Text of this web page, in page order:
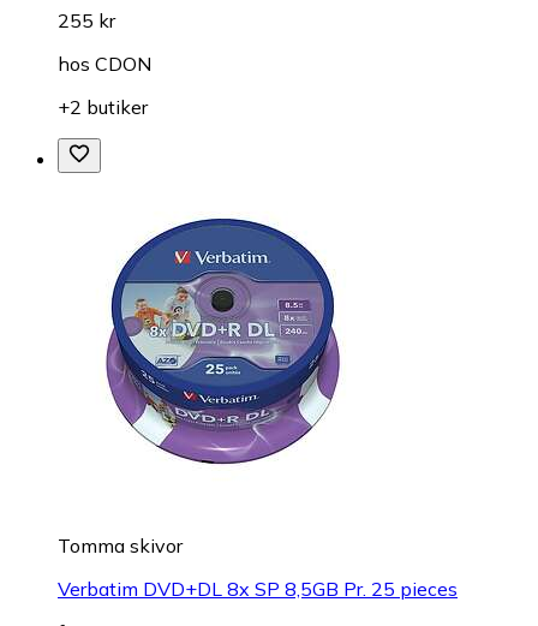
255 kr
hos CDON
+2 butiker
Tomma skivor
Verbatim DVD+DL 8x SP 8,5GB Pr. 25 pieces